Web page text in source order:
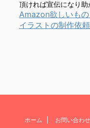
頂ければ宣伝になり助
Amazon欲しいもの
イラストの制作依頼
ホーム お問い合わせ